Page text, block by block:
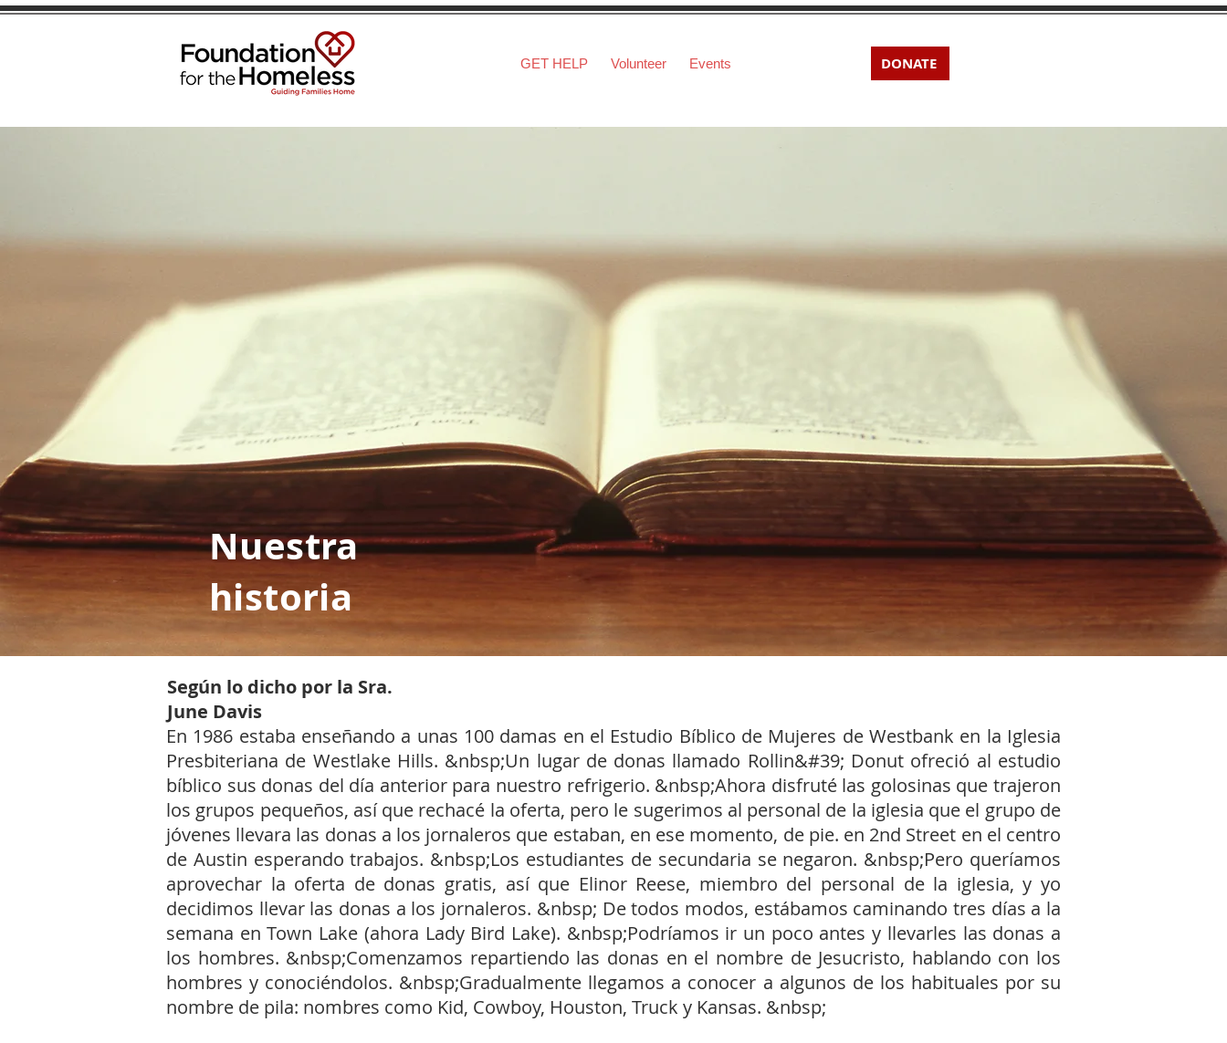
GET HELP Volunteer Events DONATE
Nuestra
historia
Según lo dicho por la Sra.
June Davis
En 1986 estaba enseñando a unas 100 damas en el Estudio Bíblico de Mujeres de Westbank en la Iglesia
Presbiteriana de Westlake Hills. &nbsp;Un lugar de donas llamado Rollin&#39; Donut ofreció al estudio
bíblico sus donas del día anterior para nuestro refrigerio. &nbsp;Ahora disfruté las golosinas que trajeron
los grupos pequeños, así que rechacé la oferta, pero le sugerimos al personal de la iglesia que el grupo de
jóvenes llevara las donas a los jornaleros que estaban, en ese momento, de pie. en 2nd Street en el centro
de Austin esperando trabajos. &nbsp;Los estudiantes de secundaria se negaron. &nbsp;Pero queríamos
aprovechar la oferta de donas gratis, así que Elinor Reese, miembro del personal de la iglesia, y yo
decidimos llevar las donas a los jornaleros. &nbsp; De todos modos, estábamos caminando tres días a la
semana en Town Lake (ahora Lady Bird Lake). &nbsp;Podríamos ir un poco antes y llevarles las donas a
los hombres. &nbsp;Comenzamos repartiendo las donas en el nombre de Jesucristo, hablando con los
hombres y conociéndolos. &nbsp;Gradualmente llegamos a conocer a algunos de los habituales por su
nombre de pila: nombres como Kid, Cowboy, Houston, Truck y Kansas. &nbsp;